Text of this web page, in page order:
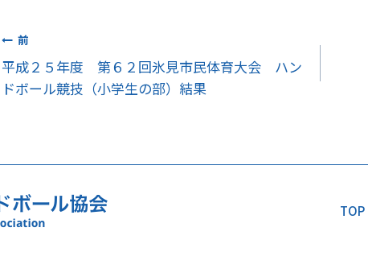
投
稿
ー
前
平成２５年度 第６２回氷見市民体育大会 ハン
ドボール競技（小学生の部）結果
TOP